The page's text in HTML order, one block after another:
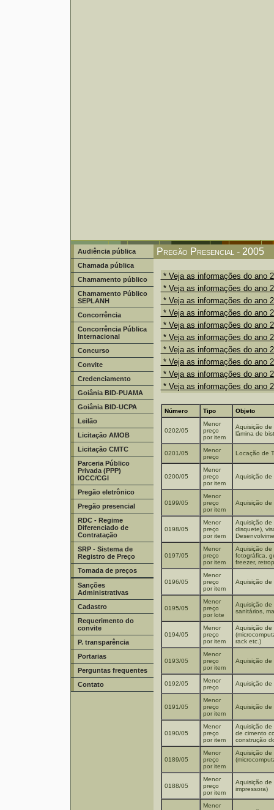
Audiência pública
Chamada pública
Chamamento público
Chamamento Público
SEPLANH
Concorrência
Concorrência Pública
Internacional
Concurso
Convite
Credenciamento
Goiânia BID-PUAMA
Goiânia BID-UCPA
Leilão
Licitação AMOB
Licitação CMTC
Parceria Público
Privada (PPP)
IOCC/CGI
Pregão eletrônico
Pregão presencial
RDC - Regime
Diferenciado de
Contratação
SRP - Sistema de
Registro de Preço
Tomada de preços
Sanções
Administrativas
Cadastro
Requerimento do
convite
P. transparência
Portarias
Perguntas frequentes
Contato
Pregão Presencial - 2005
* Veja as informações do ano
* Veja as informações do ano
* Veja as informações do ano
* Veja as informações do ano
* Veja as informações do ano
* Veja as informações do ano
* Veja as informações do ano
* Veja as informações do ano
* Veja as informações do ano
* Veja as informações do ano
Número Tipo Objeto
0202/05
Menor
preço
por item
Aquisição de
lâmina de
0201/05
Menor
preço
Locação de
0200/05
Menor
preço
por item
Aquisição de
0199/05
Menor
preço
por item
Aquisição de
0198/05
Menor
preço
por item
Aquisição de
disquete),
0197/05
Menor
preço
por item
Aquisição de
fotográfica,
freezer,
0196/05
Menor
preço
por item
Aquisição de
0195/05
Menor
preço
por lote
Aquisição de
sanitários,
0194/05
Menor
preço
por item
Aquisição de
rack etc.)
0193/05
Menor
preço
por item
Aquisição de
0192/05
Menor
preço
Aquisição de
0191/05
Menor
preço
por item
Aquisição de
0190/05
Menor
preço
por item
Aquisição de
de cimento
construção
0189/05
Menor
preço
por item
Aquisição de
0188/05
Menor
preço
por item
Aquisição de
impressora)
Menor